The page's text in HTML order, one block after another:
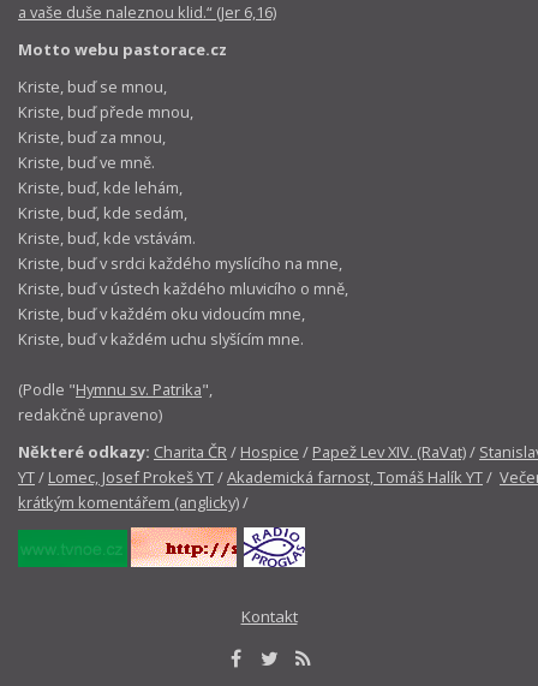
a vaše duše naleznou klid.“ (Jer 6,16)
Motto webu pastorace.cz
Kriste, buď se mnou,
Kriste, buď přede mnou,
Kriste, buď za mnou,
Kriste, buď ve mně.
Kriste, buď, kde lehám,
Kriste, buď, kde sedám,
Kriste, buď, kde vstávám.
Kriste, buď v srdci každého myslícího na mne,
Kriste, buď v ústech každého mluvicího o mně,
Kriste, buď v každém oku vidoucím mne,
Kriste, buď v každém uchu slyšícím mne.
(Podle "Hymnu sv. Patrika",
redakčně upraveno)
Některé odkazy: Charita ČR/ Hospice / Papež Lev XIV. (RaVat)/
YT/ Lomec, Josef Prokeš YT/Akademická farnost, Tomáš Halík YT/
krátkým komentářem (anglicky)/
Kontakt